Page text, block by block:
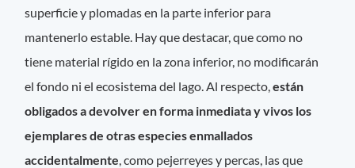
superficie y plomadas en la parte inferior para
mantenerlo estable. Hay que destacar, que como no
tiene material rígido en la zona inferior, no modificarán
el fondo ni el ecosistema del lago. Al respecto,están
obligados a devolver en forma inmediata y vivos los
ejemplares de otras especies enmallados
accidentalmente, como pejerreyes y percas, las que